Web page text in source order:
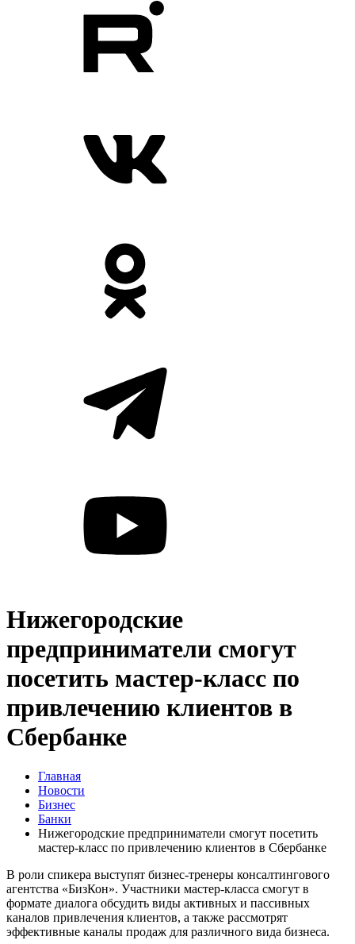
Нижегородские
предприниматели смогут
посетить мастер-класс по
привлечению клиентов в
Сбербанке
Главная
Новости
Бизнес
Банки
Нижегородские предприниматели смогут посетить
мастер-класс по привлечению клиентов в Сбербанке
В роли спикера выступят бизнес-тренеры консалтингового
агентства «БизКон». Участники мастер-класса смогут в
формате диалога обсудить виды активных и пассивных
каналов привлечения клиентов, а также рассмотрят
эффективные каналы продаж для различного вида бизнеса.